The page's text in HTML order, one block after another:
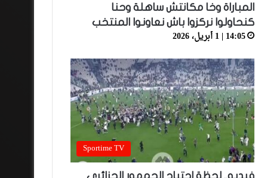
المباراة وخا مكانتش ساهلة وحنا
كنحاولوا نركزوا باش نعاونوا المنتخب
14:05 | 1 أبريل، 2026
Sportime TV